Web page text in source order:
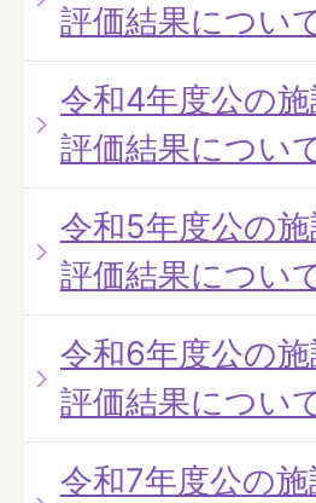
評価結果につい
令和4年度公の
評価結果につい
令和5年度公の
評価結果につい
令和6年度公の
評価結果につい
令和7年度公の